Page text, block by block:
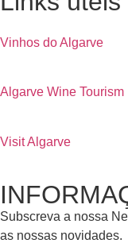
Vinhos do Algarve
Algarve Wine Tourism
Visit Algarve
Subscreva a nossa
as nossas novidades.